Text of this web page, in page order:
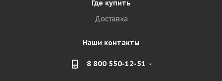
Где купить
Доставка
Наши контакты
8 800 550-12-51